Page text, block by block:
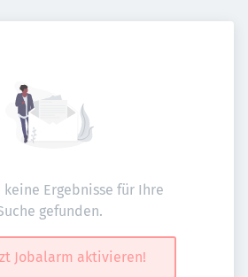
keine Ergebnisse für Ihre
gefunden.
Jobalarm aktivieren!